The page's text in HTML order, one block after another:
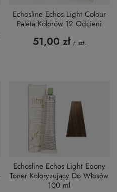
Echosline Echos Light Colour
Paleta Kolorów 12 Odcieni
51,00 zł / szt.
Echosline Echos Light Ebony
Toner Koloryzujący Do Włosów
100 ml